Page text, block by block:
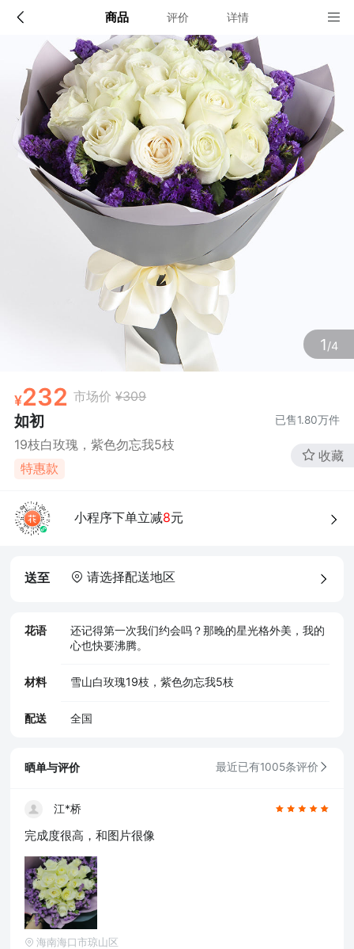
商品 评价 详情
1/4
232 市场价 ¥309
如初 已售1.80万件
19枝白玫瑰，紫色勿忘我5枝
特惠款
收藏
小程序下单立减8元
送至 请选择配送地区
花语
还记得第一次我们约会吗？那晚的星光格外美，我的
心也快要沸腾。
材料 雪山白玫瑰19枝，紫色勿忘我5枝
配送 全国
配送说明
全国
确定
店铺信息
该地区暂无配送门店
确定
晒单与评价 最近已有1005条评价
江*桥
完成度很高，和图片很像
海南海口市琼山区